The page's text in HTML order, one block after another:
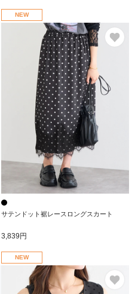
NEW
サテンドット裾レースロングスカート
3,839円
お気に入り
NEW